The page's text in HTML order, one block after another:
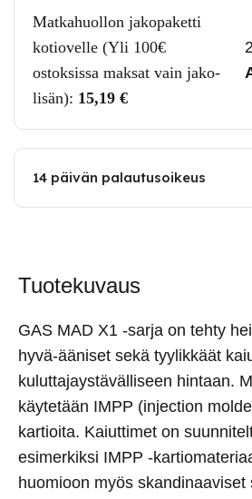
Matkahuollon jakopaketti
kotiovelle (Yli 100€
ostoksissa maksat vain jako-
lisän): 15,19 €
14 päivän palautusoikeus
Tuotekuvaus
GAS MAD X1 -sarja on tehty
hyvä-ääniset sekä tyylikkäät
kuluttajaystävälliseen hintaan.
käytetään IMPP (injection
kartioita. Kaiuttimet on
esimerkiksi IMPP -
huomioon myös skandinaaviset